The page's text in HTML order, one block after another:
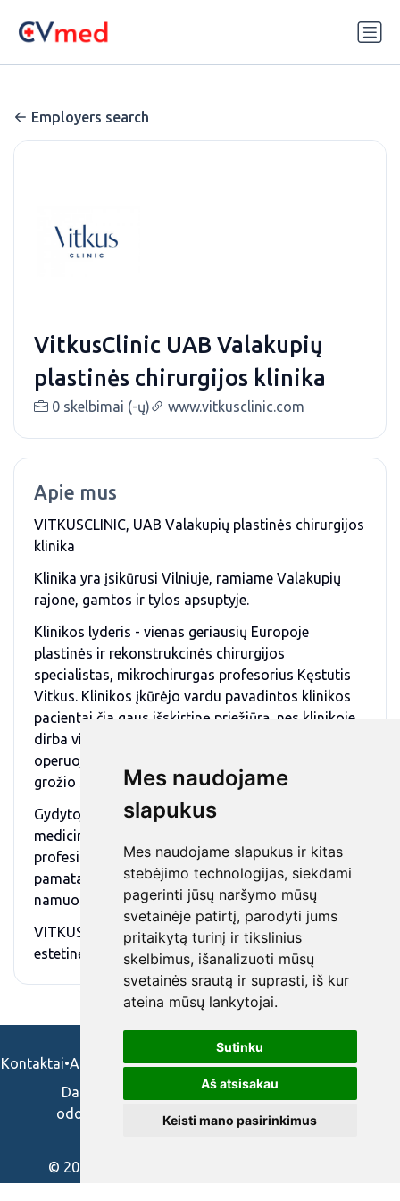
Mes naudojame
slapukus
Mes naudojame slapukus ir kitas
stebėjimo technologijas, siekdami
pagerinti jūsų naršymo mūsų
svetainėje patirtį, parodyti jums
pritaikytą turinį ir tikslinius
skelbimus, išanalizuoti mūsų
svetainės srautą ir suprasti, iš kur
ateina mūsų lankytojai.
Sutinku
Aš atsisakau
Keisti mano pasirinkimus
Employers search
VitkusClinic UAB Valakupių
plastinės chirurgijos klinika
0 skelbimai (-ų) www.vitkusclinic.com
Apie mus
VITKUSCLINIC, UAB Valakupių plastinės chirurgijos
klinika
Klinika yra įsikūrusi Vilniuje, ramiame Valakupių
rajone, gamtos ir tylos apsuptyje.
Klinikos lyderis - vienas geriausių Europoje
plastinės ir rekonstrukcinės chirurgijos
specialistas, mikrochirurgas profesorius Kęstutis
Vitkus. Klinikos įkūrėjo vardu pavadintos klinikos
pacientai čia gaus išskirtinę priežiūrą, nes klinikoje
dirba vieni iš profesionaliausių gydytojų. Klinikoje
operuoja tik geriausi šalies plastikos chirurgai ir
grožio specialistai.
Gydytojų meistriškumas, moderniausia, saugiausia
medicininė aparatūra, profesionali slauga bei
profesionalios paslaugos – yra šios klinikos
pamatai. Klinikoje Jūs esate saugiuose ir jaukiuose
namuose.
VITKUSCLINIC atliekama plastinė chirurgija,
estetinė dermatologija ir kosmetologija.
Kontaktai•Apie mus•Naudojimosi taisykės•Privatumo politika
Darbo skelbimai ir pasiūlymai: gydytojams,
odontologams, slaugytojams, veterinarams,
© 2026 Cvmed.lt/Nacionalinis mokymų centras